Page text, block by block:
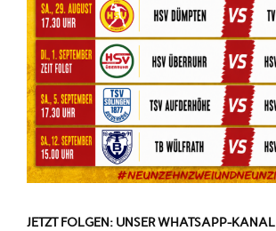
JETZT FOLGEN: UNSER WHATSAPP-KANAL